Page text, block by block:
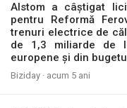
Alstom a câștigat
pentru Reformă
trenuri electrice de
de 1,3 miliarde de
europene și din
Biziday · acum 5 ani